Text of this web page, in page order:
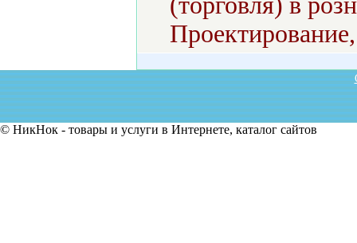
© НикНок - товары и услуги в Интернете, каталог сайтов